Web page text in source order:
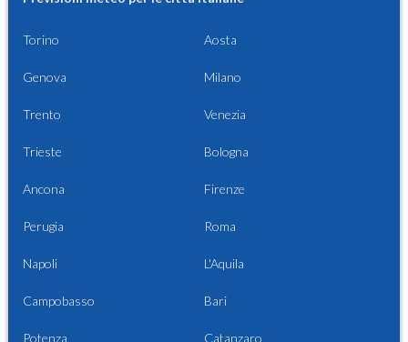
Torino Aosta
Genova Milano
Trento Venezia
Trieste Bologna
Ancona Firenze
Perugia Roma
Napoli L'Aquila
Campobasso Bari
Potenza Catanzaro